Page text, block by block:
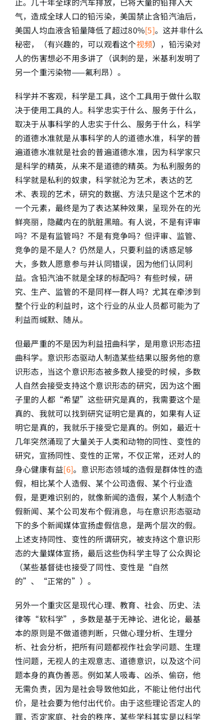
气，造成全球人口的铅污染，美国禁止含铅汽油后，
美国人均血液含铅量降低了超过80%[5]。这并非什么
秘密，（有兴趣的，可以观看这个视频），铅污染对
人的伤害想必不用多讲了（讽刺的是，米基利发明了
另一个重污染物——氟利昂）。
科学并不客观，科学是工具，这个工具用于做什么取
决于使用工具的人。科学忠实于什么、服务于什么，
取决于从事科学的人忠实于什么、服务于什么，科学
的道德水准就是从事科学的人的道德水准，科学的普
遍道德水准就是社会的普遍道德水准，因为科学家只
是科学的精英，从来不是道德的精英。为私利服务的
科学就是私利的奴隶，科学就沦为艺术，表达的艺
术、表现的艺术，研究的数据、方法只是这个艺术的
一个元素，最终是为了表达某种效果，呈现外在的光
鲜亮丽，隐藏内在的肮脏黑暗。有人说，不是有评审
吗？不是有监管吗？不是有竞争吗？但评审、监管、
竞争的是不是人？仍然是人，只要利益的诱惑足够
大，多数人愿意参与并认同错误，因为他们认同利
益。含铅汽油不就是全球的标配吗？有些时候，研
究、生产、监管的不是同样一群人吗？尤其在牵涉到
整个行业的利益时，这个行业的从业人员都可能为了
利益而缄默、随从。
但最严重的不是因为利益扭曲科学，是用意识形态扭
曲科学。意识形态驱动人制造某些结果以服务他的意
识形态，当这个意识形态被多数人接受的时候，多数
人自然会接受支持这个意识形态的研究，因为这个圈
子里的人都“希望”这些研究是真的，我需要这个是
真的、我就可以找到研究证明它是真的，如果有人证
明它是真的，我就乐于接受它是真的。例如，最近十
几年突然涌现了大量关于人类和动物的同性、变性的
研究，宣扬同性、变性的正常，不仅正常，还对人的
身心健康有益[6]。意识形态领域的造假是群体性的造
假，相比某个人造假、某个公司造假、某个行业造
假，是更难识别的，就像新闻的造假，某个人制造个
假新闻、某个公司发布个假消息，与在意识形态驱动
下的多个新闻媒体宣扬虚假信息，是两个层次的假。
上述支持同性、变性的所谓研究，被支持这个意识形
态的大量媒体宣扬，最后这些伪科学主导了公众舆论
（某些基督徒也接受了同性、变性是“自然
的”、“正常的”）。
另外一个重灾区是现代心理、教育、社会、历史、法
律等“软科学”，多数是基于无神论、进化论，最基
本的原则是不做道德判断，只做心理分析、生理分
析、社会分析，把所有问题都视作社会学问题、生理
性问题，无视人的主观意志、道德意识，以及这个问
题本身的真伪善恶。例如某人吸毒、凶杀、偷窃，他
无需负责，因为是社会导致他如此，不能让他付出代
价，是社会要为他付出代价。由于这些理论否定人的
罪，否定家庭、社会的秩序，某些学科其实是以科学